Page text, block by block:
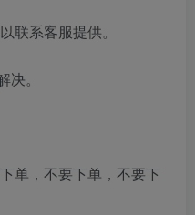
联系客服提供。
。
单，不要下单，不要下